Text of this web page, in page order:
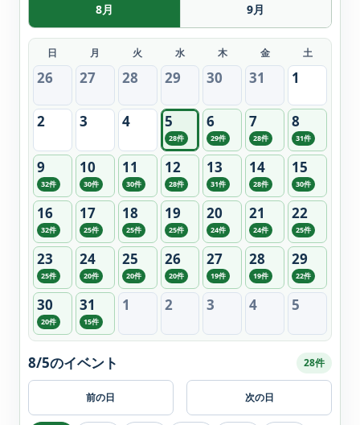
8月 9月
日 月 火 水 木 金 土
26 27 28 29 30 31 1
2 3 4 5
28件
6
29件
7
28件
8
31件
9
32件
10
30件
11
30件
12
28件
13
31件
14
28件
15
30件
16
32件
17
25件
18
25件
19
25件
20
24件
21
24件
22
25件
23
25件
24
20件
25
20件
26
20件
27
19件
28
19件
29
22件
30
20件
31
15件
1 2 3 4 5
前の日
8/5のイベント 28件
次の日